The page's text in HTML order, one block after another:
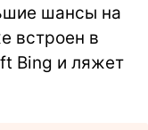
шансы на
встроен в
Bing и ляжет